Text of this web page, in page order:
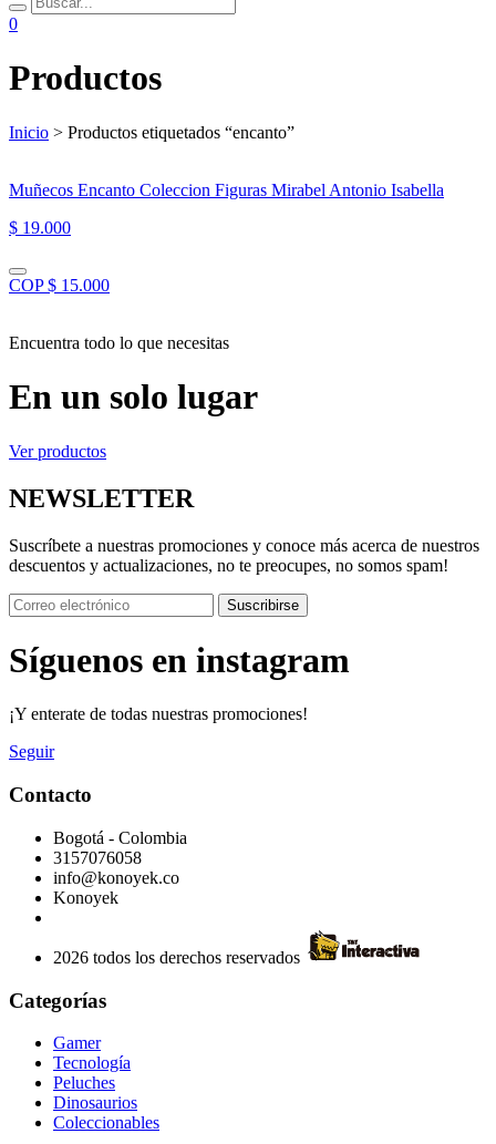
0
Productos
Inicio > Productos etiquetados “encanto”
Muñecos Encanto Coleccion Figuras Mirabel Antonio Isabella
$ 19.000
COP $ 15.000
Encuentra todo lo que necesitas
En un solo lugar
Ver productos
NEWSLETTER
Suscríbete a nuestras promociones y conoce más acerca de nuestros
descuentos y actualizaciones, no te preocupes, no somos spam!
Suscribirse
Síguenos en instagram
¡Y enterate de todas nuestras promociones!
Seguir
Contacto
Bogotá - Colombia
3157076058
info@konoyek.co
Konoyek
2026 todos los derechos reservados
Categorías
Gamer
Tecnología
Peluches
Dinosaurios
Coleccionables